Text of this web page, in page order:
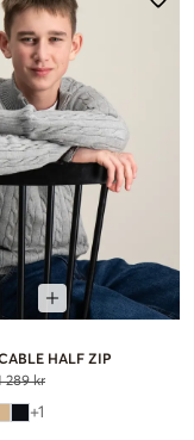
HALF ZIP
289 kr
+1